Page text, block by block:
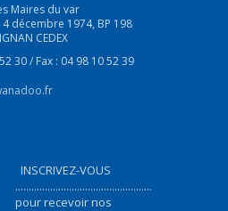
Maires du var
décembre 1974, BP 198
CEDEX
30 / Fax : 04 98 10 52 39
INSCRIVEZ-VOUS
...................................................
pour recevoir nos